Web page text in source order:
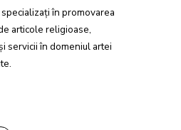
în promovarea
articole religioase,
servicii în domeniul artei